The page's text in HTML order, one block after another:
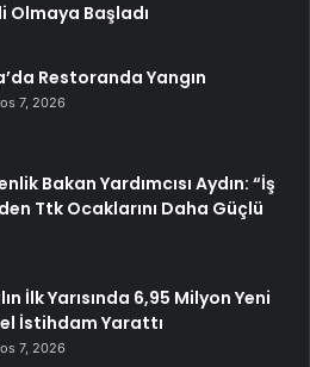
Olmaya Başladı
Restoranda Yangın
7, 2026
Bakan Yardımcısı Aydın: “İş
Ttk Ocaklarını Daha Güçlü
İlk Yarısında 6,95 Milyon Yeni
İstihdam Yarattı
7, 2026